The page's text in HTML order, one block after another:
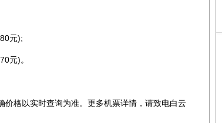
元);
元)。
格以实时查询为准。更多机票详情，请致电白云